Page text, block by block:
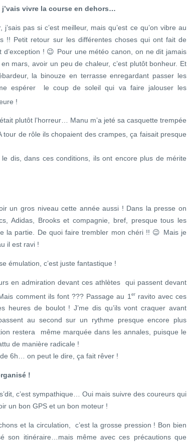
vivre la course en dehors…
j’sais pas si c’est meilleur, mais qu’est ce qu’on vibre au
!! Petit retour sur les différentes choses qui ont fait de
d’exception ! 😉 Pour une météo canon, on ne dit jamais
mars, avoir un peu de chaleur, c’est plutôt bonheur. Et
la binouze en terrasse enregardant passer les
espérer le coup de soleil qui va faire jalouser les
!
plutôt l’horreur… Manu m’a jeté sa casquette trempée
tour de rôle ils chopaient des crampes, ça faisait presque
dis, dans ces conditions, ils ont encore plus de mérite
un gros niveau cette année aussi ! Dans la presse on
Adidas, Brooks et compagnie, bref, presque tous les
la partie. De quoi faire trembler mon chéri !! 😉 Mais je
il est ravi !
émulation, c’est juste fantastique !
en admiration devant ces athlètes qui passent devant
comment ils font ??? Passage au 1 erravito avec ces
heures de boulot ! J’me dis qu’ils vont craquer avant
au second sur un rythme presque encore plus
restera même marquée dans les annales, puisque le
de manière radicale !
6h… on peut le dire, ça fait rêver !
!
c’est sympathique… Oui mais suivre des coureurs qui
un bon GPS et un bon moteur !
et la circulation, c’est la grosse pression ! Bon bien
son itinéraire…mais même avec ces précautions que